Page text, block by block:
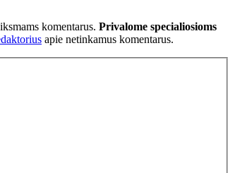
komentarus. Privalome specialiosioms
apie netinkamus komentarus.